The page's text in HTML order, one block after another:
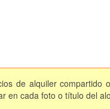
de alquiler compartido
en cada foto o título del